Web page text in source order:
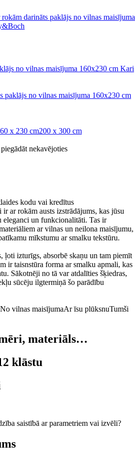
rokām darināts paklājs no vilnas maisījuma
no vilnas maisījuma 160x230 cm Kari
paklājs no vilnas maisījuma 160x230 cm
x 230 cm200 x 300 cm
nekavējoties
kodu vai kredītus
ar rokām austs izstrādājums, kas jūsu
un funkcionalitāti. Tas ir
ar vilnas un neilona maisījumu,
mīkstumu ar smalku tekstūru.
ļoti izturīgs, absorbē skaņu un tam piemīt
ir taisnstūra forma ar smalku apmali, kas
Sākotnēji no tā var atdalīties šķiedras,
sūcēju ilgtermiņā šo parādību
No vilnas maisījumaAr īsu plūksnuTumši
materiāls…
klāstu
saistībā ar parametriem vai izvēli?